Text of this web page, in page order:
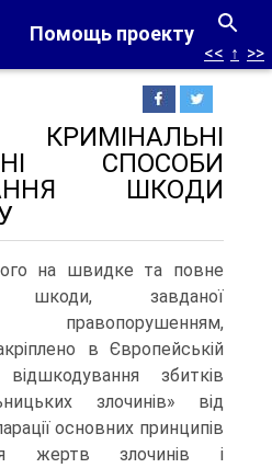
Помощь проекту
<< ↑ >>
СПОСОБИ
ШКОДИ
на швидке та повне
шкоди, завданої
правопорушенням,
в Європейській
збитків
злочинів» від
основних принципів
жертв злочинів і